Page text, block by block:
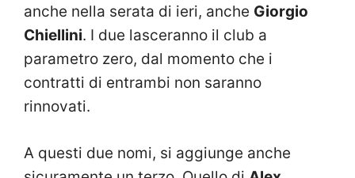
anche nella serata di ieri, anche Giorgio
Chiellini. I due lasceranno il club a
parametro zero, dal momento che i
contratti di entrambi non saranno
rinnovati.
A questi due nomi, si aggiunge anche